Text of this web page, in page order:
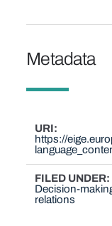
Metadata
URI
https://
FILED UNDER
Decision-
relations